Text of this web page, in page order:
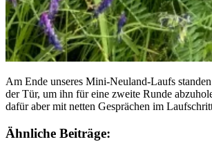
Am Ende unseres Mini-Neuland-Laufs
der Tür, um ihn für eine zweite Runde
dafür aber mit netten Gesprächen im
Ähnliche Beiträge: